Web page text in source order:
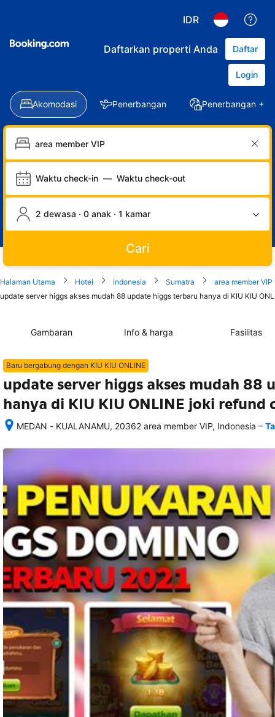
IDR
Daftarkan properti Anda Daftar
Login
Akomodasi Penerbangan Penerbangan +
Waktu check-in — Waktu check-out
2 dewasa · 0 anak · 1 kamar
Cari
Halaman Utama Hotel Indonesia Sumatra
area member VIP
update server higgs akses mudah 88 update higgs terbaru hanya di KIU KIU
Gambaran Info & harga Fasilitas
Baru bergabung dengan KIU KIU ONLINE
update server higgs akses mudah 88
hanya di KIU KIU ONLINE joki
MEDAN - KUALANAMU, 20362 area member VIP, Indonesia
memesan,
rincian
akomodasi
termasuk
nomor
telepon
dan
alamat
akan
disertakan
dalam
konfirmasi
pemesanan
akun
Anda.
–